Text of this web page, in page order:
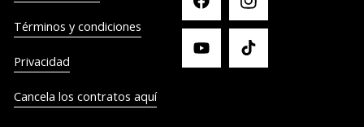
Términos y condiciones
Privacidad
Cancela los contratos aquí